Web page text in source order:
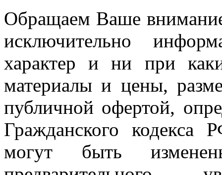
Обращаем Ваше
исключительно
характер и ни при
материалы и цены,
публичной офертой,
Гражданского
могут быть